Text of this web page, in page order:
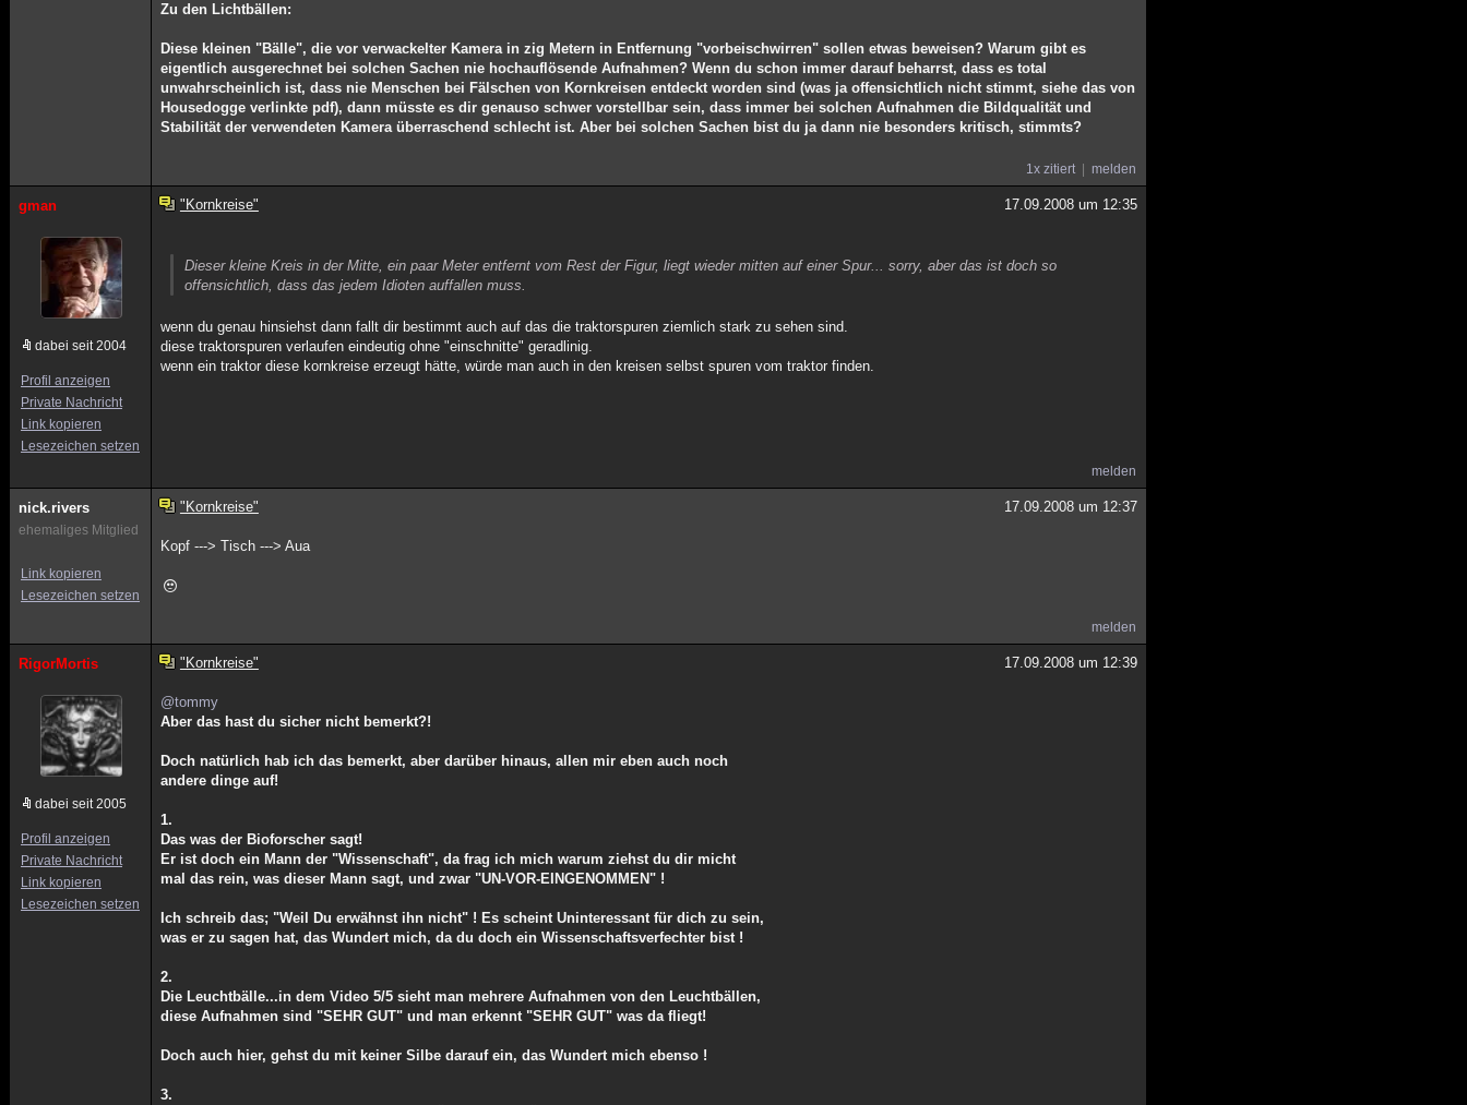
Zu den Lichtbällen:
Diese kleinen "Bälle", die vor verwackelter Kamera in zig Metern in Entfernung "vorbeischwirren" sollen etwas beweisen? Warum gibt es
eigentlich ausgerechnet bei solchen Sachen nie hochauflösende Aufnahmen? Wenn du schon immer darauf beharrst, dass es total
unwahrscheinlich ist, dass nie Menschen bei Fälschen von Kornkreisen entdeckt worden sind (was ja offensichtlich nicht stimmt, siehe das von
Housedogge verlinkte pdf), dann müsste es dir genauso schwer vorstellbar sein, dass immer bei solchen Aufnahmen die Bildqualität und
Stabilität der verwendeten Kamera überraschend schlecht ist. Aber bei solchen Sachen bist du ja dann nie besonders kritisch, stimmts?
1x zitiert melden
gman
dabei seit 2004
Profil anzeigen
Private Nachricht
Link kopieren
Lesezeichen setzen
"Kornkreise" 17.09.2008 um 12:35
Dieser kleine Kreis in der Mitte, ein paar Meter entfernt vom Rest der Figur, liegt wieder mitten auf einer Spur... sorry, aber das ist doch so
offensichtlich, dass das jedem Idioten auffallen muss.
wenn du genau hinsiehst dann fallt dir bestimmt auch auf das die traktorspuren ziemlich stark zu sehen sind.
diese traktorspuren verlaufen eindeutig ohne "einschnitte" geradlinig.
wenn ein traktor diese kornkreise erzeugt hätte, würde man auch in den kreisen selbst spuren vom traktor finden.
melden
nick.rivers
ehemaliges Mitglied
Link kopieren
Lesezeichen setzen
"Kornkreise" 17.09.2008 um 12:37
Kopf ---> Tisch ---> Aua
melden
RigorMortis
dabei seit 2005
Profil anzeigen
Private Nachricht
Link kopieren
Lesezeichen setzen
"Kornkreise" 17.09.2008 um 12:39
@tommy
Aber das hast du sicher nicht bemerkt?!
Doch natürlich hab ich das bemerkt, aber darüber hinaus, allen mir eben auch noch
andere dinge auf!
1.
Das was der Bioforscher sagt!
Er ist doch ein Mann der "Wissenschaft", da frag ich mich warum ziehst du dir micht
mal das rein, was dieser Mann sagt, und zwar "UN-VOR-EINGENOMMEN" !
Ich schreib das; "Weil Du erwähnst ihn nicht" ! Es scheint Uninteressant für dich zu sein,
was er zu sagen hat, das Wundert mich, da du doch ein Wissenschaftsverfechter bist !
2.
Die Leuchtbälle...in dem Video 5/5 sieht man mehrere Aufnahmen von den Leuchtbällen,
diese Aufnahmen sind "SEHR GUT" und man erkennt "SEHR GUT" was da fliegt!
Doch auch hier, gehst du mit keiner Silbe darauf ein, das Wundert mich ebenso !
3.